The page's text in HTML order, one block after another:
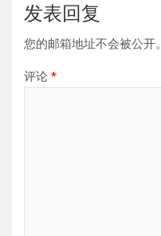
发表回复
您的邮箱地址不会被公开。
评论 *